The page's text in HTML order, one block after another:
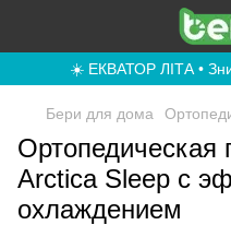
☀️ ЕКВАТОР ЛІТА •
Бери для дома
Ортопедическая
Arctica Sleep с
охлаждением